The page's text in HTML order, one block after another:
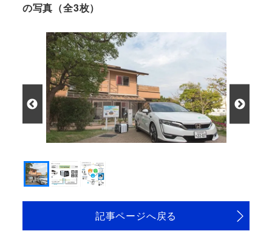
の写真（全3枚）
記事ページへ戻る